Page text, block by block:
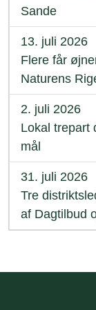
Sande
13. juli 2026
Flere får
Naturens
2. juli 2026
Lokal trepart
mål
31. juli 2026
Tre
af Dagtilbud